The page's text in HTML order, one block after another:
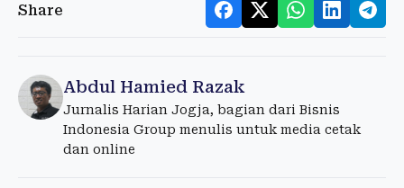
Share
Abdul Hamied Razak
Jurnalis Harian Jogja, bagian dari Bisnis
Indonesia Group menulis untuk media cetak
dan online